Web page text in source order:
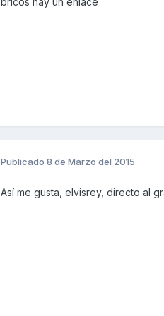
Publicado 8 de Marzo del 2015
Así me gusta, elvisrey, directo al